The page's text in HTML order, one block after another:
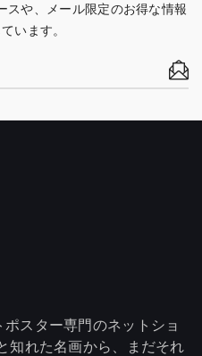
スや、メール限定のお得な情報
います。
ポスター専門のネットショ
知れた名画から、まだそれ